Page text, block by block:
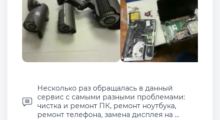
Несколько раз обращалась в данный
сервис с самыми разными проблемами:
чистка и ремонт ПК, ремонт ноутбука,
ремонт телефона, замена дисплея на ...